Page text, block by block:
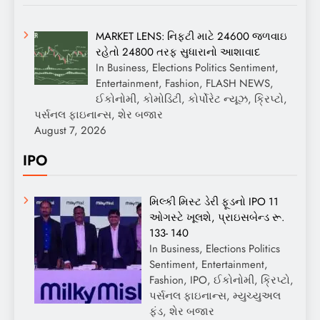
MARKET LENS: નિફ્ટી માટે 24600 જળવાઇ
રહેતો 24800 તરફ સુધારાનો આશાવાદ
In Business, Elections Politics Sentiment,
Entertainment, Fashion, FLASH NEWS,
ઈકોનોમી, કોમોડિટી, કોર્પોરેટ ન્યૂઝ, ક્રિપ્ટો,
પર્સનલ ફાઇનાન્સ, શેર બજાર
August 7, 2026
IPO
મિલ્કી મિસ્ટ ડેરી ફૂડનો IPO 11
ઓગસ્ટે ખૂલશે, પ્રાઇસબેન્ડ રૂ.
133- 140
In Business, Elections Politics
Sentiment, Entertainment,
Fashion, IPO, ઈકોનોમી, ક્રિપ્ટો,
પર્સનલ ફાઇનાન્સ, મ્યુચ્યુઅલ
ફંડ, શેર બજાર